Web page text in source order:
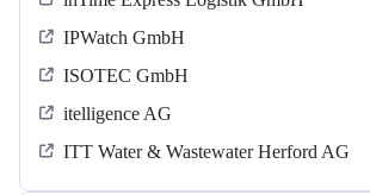
IPWatch GmbH
ISOTEC GmbH
itelligence AG
ITT Water & Wastewater Herford AG